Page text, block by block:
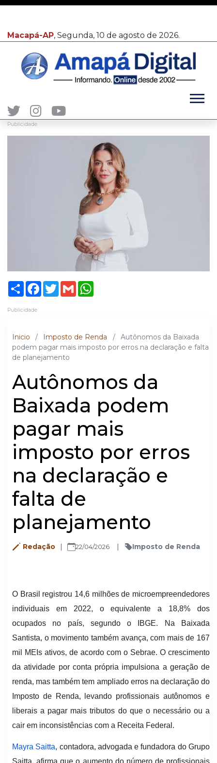
Macapá-AP, Segunda, 10 de agosto de 2026.
Publicidade
ShareFacebook
TwitterGmail
Publicidade
Inicio / Imposto de Renda /
Autônomos da Baixada
podem pagar mais imposto por erros na declaração e falta
de planejamento
Autônomos da
Baixada podem
pagar mais
imposto por erros
na declaração e
falta de
planejamento
Redação 22/04/2026 Imposto de Renda
O Brasil registrou 14,6 milhões de microempreendedores
individuais em 2022, o equivalente a 18,8% dos
ocupados no país, segundo o IBGE. Na Baixada
Santista, o movimento também avança, com mais de 167
mil MEIs ativos, de acordo com o Sebrae. O crescimento
da atividade por conta própria impulsiona a geração de
renda, mas também tem ampliado erros na declaração do
Imposto de Renda, levando profissionais autônomos e
liberais a pagar mais tributos do que o necessário ou a
cair em inconsistências com a Receita Federal.
Mayra Saitta, contadora, advogada e fundadora do Grupo